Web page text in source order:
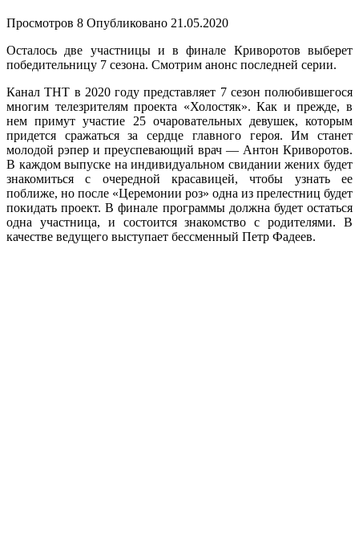
Просмотров 8 Опубликовано 21.05.2020
Осталось две участницы и в финале Криворотов выберет
победительницу 7 сезона. Смотрим анонс последней серии.
Канал ТНТ в 2020 году представляет 7 сезон полюбившегося
многим телезрителям проекта «Холостяк». Как и прежде, в
нем примут участие 25 очаровательных девушек, которым
придется сражаться за сердце главного героя. Им станет
молодой рэпер и преуспевающий врач — Антон Криворотов.
В каждом выпуске на индивидуальном свидании жених будет
знакомиться с очередной красавицей, чтобы узнать ее
поближе, но после «Церемонии роз» одна из прелестниц будет
покидать проект. В финале программы должна будет остаться
одна участница, и состоится знакомство с родителями. В
качестве ведущего выступает бессменный Петр Фадеев.